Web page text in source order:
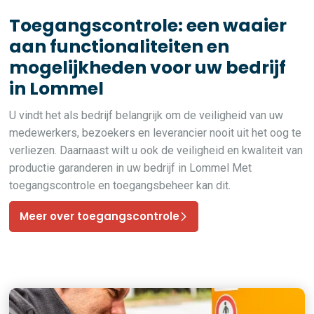
Toegangscontrole: een waaier
aan functionaliteiten en
mogelijkheden voor uw bedrijf
in Lommel
U vindt het als bedrijf belangrijk om de veiligheid van uw
medewerkers, bezoekers en leverancier nooit uit het oog te
verliezen. Daarnaast wilt u ook de veiligheid en kwaliteit van
productie garanderen in uw bedrijf in Lommel Met
toegangscontrole en toegangsbeheer kan dit.
Meer over toegangscontrole